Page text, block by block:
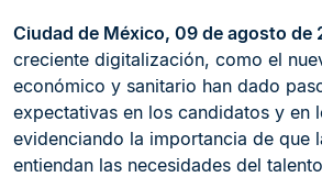
Ciudad de México, 09 de agosto de
creciente digitalización, como el
económico y sanitario han dado
expectativas en los candidatos y en
evidenciando la importancia de que
entiendan las necesidades del